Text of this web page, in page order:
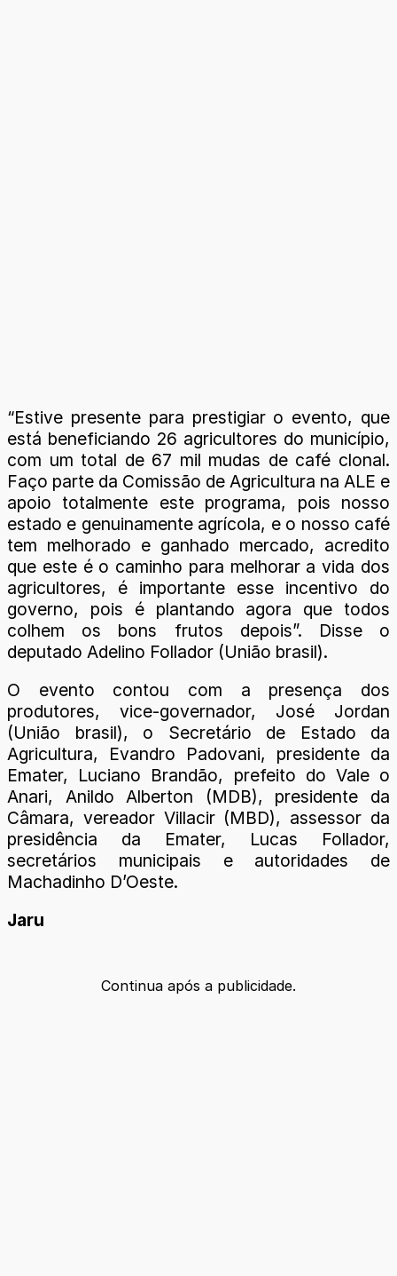
“Estive presente para prestigiar o evento, que
está beneficiando 26 agricultores do município,
com um total de 67 mil mudas de café clonal.
Faço parte da Comissão de Agricultura na ALE e
apoio totalmente este programa, pois nosso
estado e genuinamente agrícola, e o nosso café
tem melhorado e ganhado mercado, acredito
que este é o caminho para melhorar a vida dos
agricultores, é importante esse incentivo do
governo, pois é plantando agora que todos
colhem os bons frutos depois”. Disse o
deputado Adelino Follador (União brasil).
O evento contou com a presença dos
produtores, vice-governador, José Jordan
(União brasil), o Secretário de Estado da
Agricultura, Evandro Padovani, presidente da
Emater, Luciano Brandão, prefeito do Vale o
Anari, Anildo Alberton (MDB), presidente da
Câmara, vereador Villacir (MBD), assessor da
presidência da Emater, Lucas Follador,
secretários municipais e autoridades de
Machadinho D’Oeste.
Jaru
Continua após a publicidade.